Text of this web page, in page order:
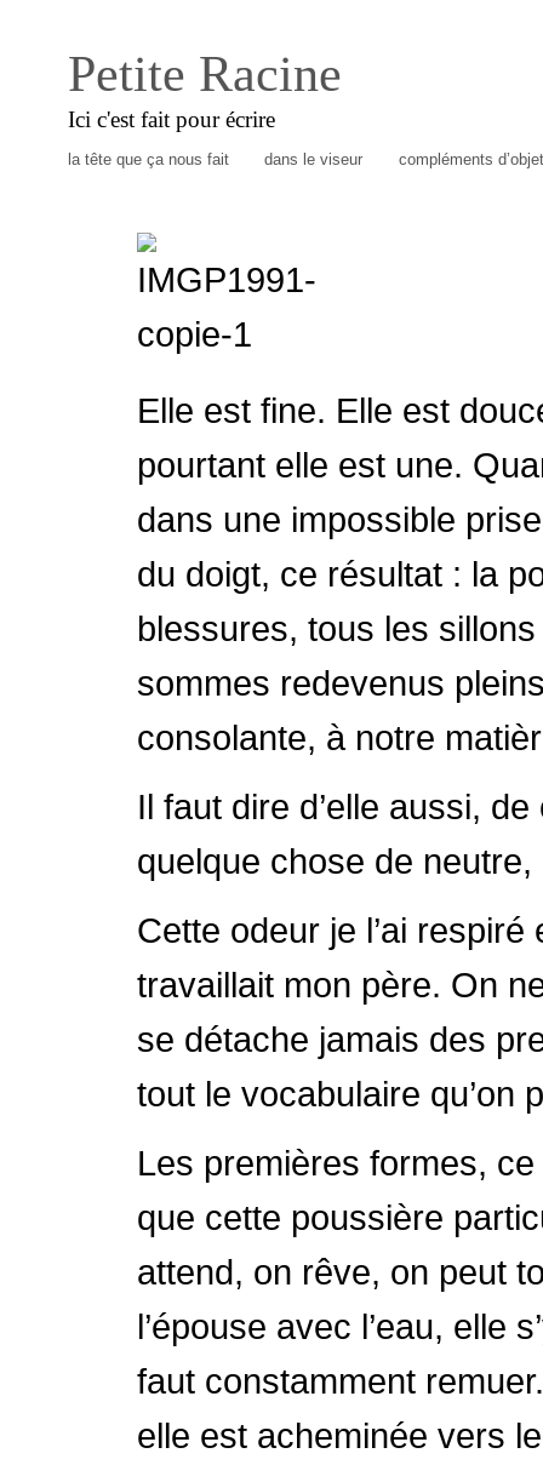
Petite Racine
Ici c'est fait pour écrire
la tête que ça nous fait dans le viseur compléments
Elle est fine. Elle est
pourtant elle est une.
dans une impossible
du doigt, ce résultat : la
blessures, tous les
sommes redevenus
consolante, à notre
Il faut dire d’elle aussi,
quelque chose de neutre,
Cette odeur je l’ai respiré
travaillait mon père. On
se détache jamais des
tout le vocabulaire qu’on
Les premières formes,
que cette poussière
attend, on rêve, on peut
l’épouse avec l’eau, elle
faut constamment
elle est acheminée vers